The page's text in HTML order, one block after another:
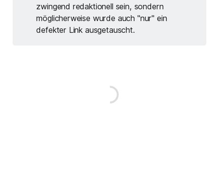
zwingend redaktionell sein, sondern
möglicherweise wurde auch "nur" ein
defekter Link ausgetauscht.